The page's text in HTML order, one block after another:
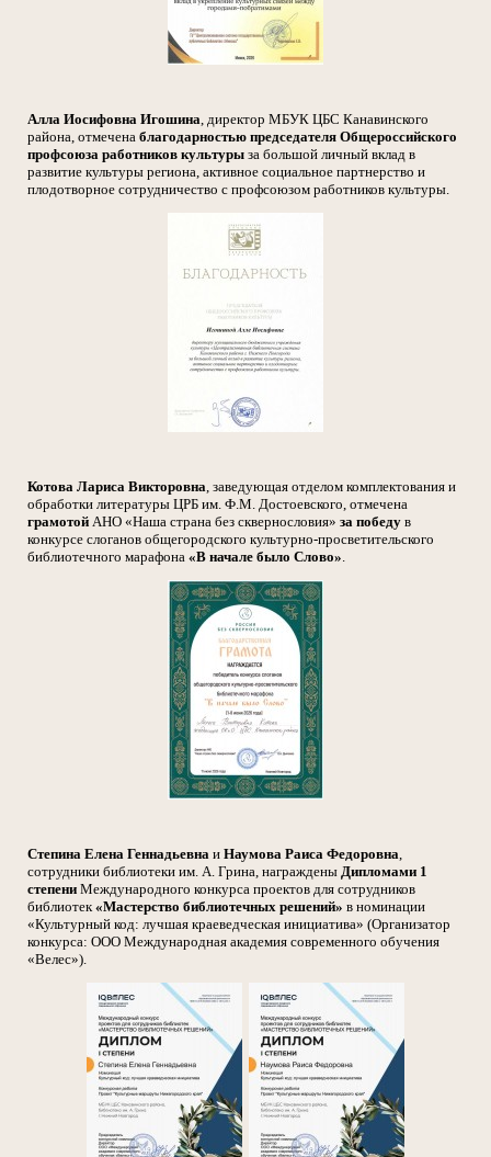
Алла Иосифовна Игошина, директор МБУК ЦБС Канавинского
района, отмечена благодарностью председателя Общероссийского
профсоюза работников культуры за большой личный вклад в
развитие культуры региона, активное социальное партнерство и
плодотворное сотрудничество с профсоюзом работников культуры.
Котова Лариса Викторовна, заведующая отделом комплектования и
обработки литературы ЦРБ им. Ф.М. Достоевского, отмечена
грамотой АНО «Наша страна без сквернословия» за победу в
конкурсе слоганов общегородского культурно-просветительского
библиотечного марафона «В начале было Слово».
Степина Елена Геннадьевна и Наумова Раиса Федоровна,
сотрудники библиотеки им. А. Грина, награждены Дипломами 1
степени Международного конкурса проектов для сотрудников
библиотек«Мастерство библиотечных решений» в номинации
«Культурный код: лучшая краеведческая инициатива» (Организатор
конкурса: ООО Международная академия современного обучения
«Велес»).